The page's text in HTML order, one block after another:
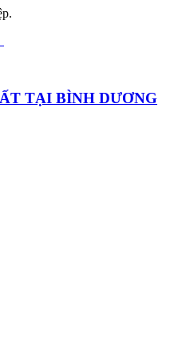
TẠI BÌNH DƯƠNG